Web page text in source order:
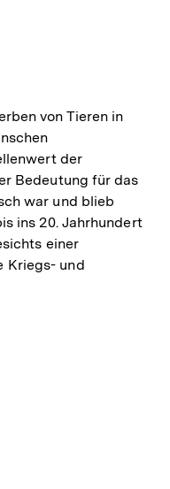
von Tieren in
der
Bedeutung für das
war und blieb
ins 20. Jahrhundert
einer
Kriegs- und